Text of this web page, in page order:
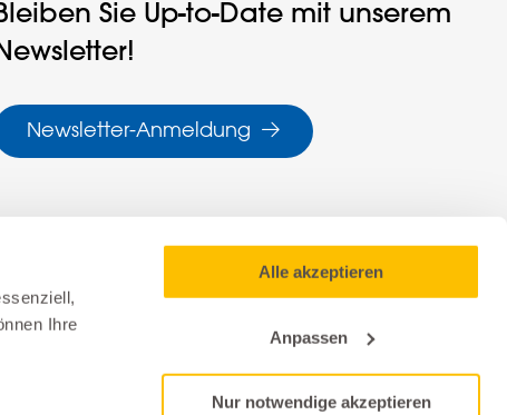
Ihre
Alle akzeptieren
Anpassen
Nur notwendige akzeptieren
Sie Up-to-Date mit unserem
Newsletter-Anmeldung